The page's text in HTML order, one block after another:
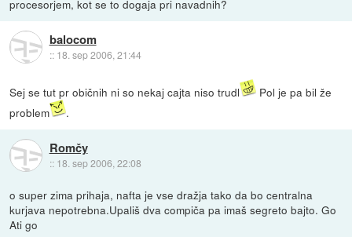
procesorjem, kot se to dogaja pri navadnih?
balocom
:: 18. sep 2006, 21:44
Sej se tut pr običnih ni so nekaj cajta niso trudl
Pol je pa bil že
problem
.
Romčy
:: 18. sep 2006, 22:08
o super zima prihaja, nafta je vse dražja tako da bo centralna
kurjava nepotrebna.Upališ dva compiča pa imaš segreto bajto. Go
Ati go